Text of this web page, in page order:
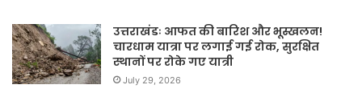
उत्तराखंडः आफत की बारिश और भूस्खलन!
चारधाम यात्रा पर लगाई गई रोक, सुरक्षित
स्थानों पर रोके गए यात्री
July 29, 2026